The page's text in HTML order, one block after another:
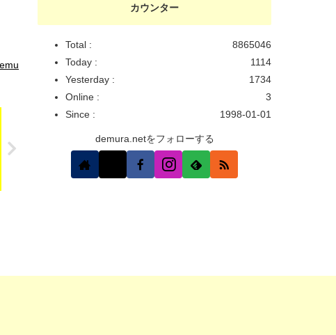
カウンター
8865046
Total :
1114
Today :
1734
Yesterday :
3
Online :
1998-01-01
Since :
demura.netをフォローする